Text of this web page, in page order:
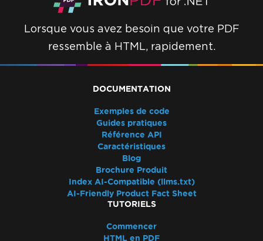
Lorsque vous avez besoin que votre PDF
ressemble à HTML, rapidement.
DOCUMENTATION
Exemples de code
Guides pratiques
Référence API
Caractéristiques
Blog
Brochure Produit
Index AI-Compatible (llms.txt)
AI-Friendly Product Fact Sheet
TUTORIELS
Commencer
HTML en PDF